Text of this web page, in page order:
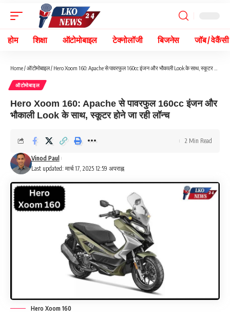
होम शिक्षा ऑटोमोबाइल टेक्नोलॉजी बिजनेस जॉब / वेकैंसी
Home/ऑटोमोबाइल/ Hero Xoom 160: Apache से पावरफुल 160cc इंजन और भौकाली Look के साथ, स्कूटर होने जा रही लॉन्च
ऑटोमोबाइल
Hero Xoom 160: Apache से पावरफुल 160cc इंजन और
भौकाली Look के साथ, स्कूटर होने जा रही लॉन्च
Last updated: मार्च 17, 2025 12:59 अपराह्न
Vinod Paul
2 Min Read
Hero Xoom 160